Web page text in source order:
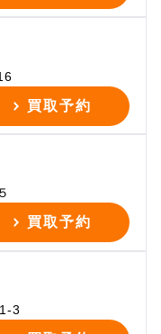
買取予約
買取予約
3